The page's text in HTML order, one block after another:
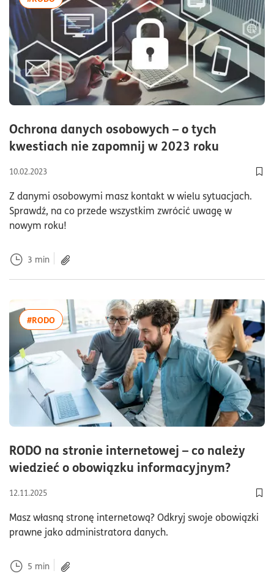
Ochrona danych osobowych – o tych
kwestiach nie zapomnij w 2023 roku
10.02.2023
Z danymi osobowymi masz kontakt w wielu sytuacjach.
Sprawdź, na co przede wszystkim zwrócić uwagę w
nowym roku!
3 min
RODO na stronie internetowej – co należy
wiedzieć o obowiązku informacyjnym?czas
12.11.2025
Masz własną stronę internetową? Odkryj swoje obowiązki
prawne jako administratora danych.
5 min
#RODOwięcej artykułów z tagiem:#RODO